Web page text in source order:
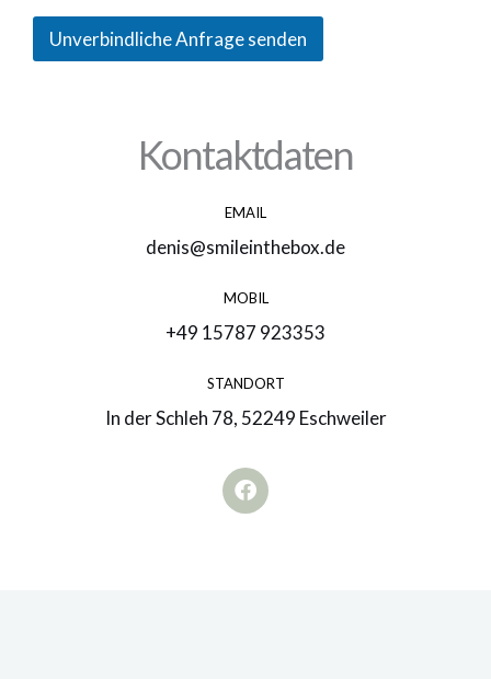
Kontaktdaten
EMAIL
denis@smileinthebox.de
MOBIL
+49 15787 923353
STANDORT
In der Schleh 78, 52249 Eschweiler
a
c
Unverbindliche Anfrage senden